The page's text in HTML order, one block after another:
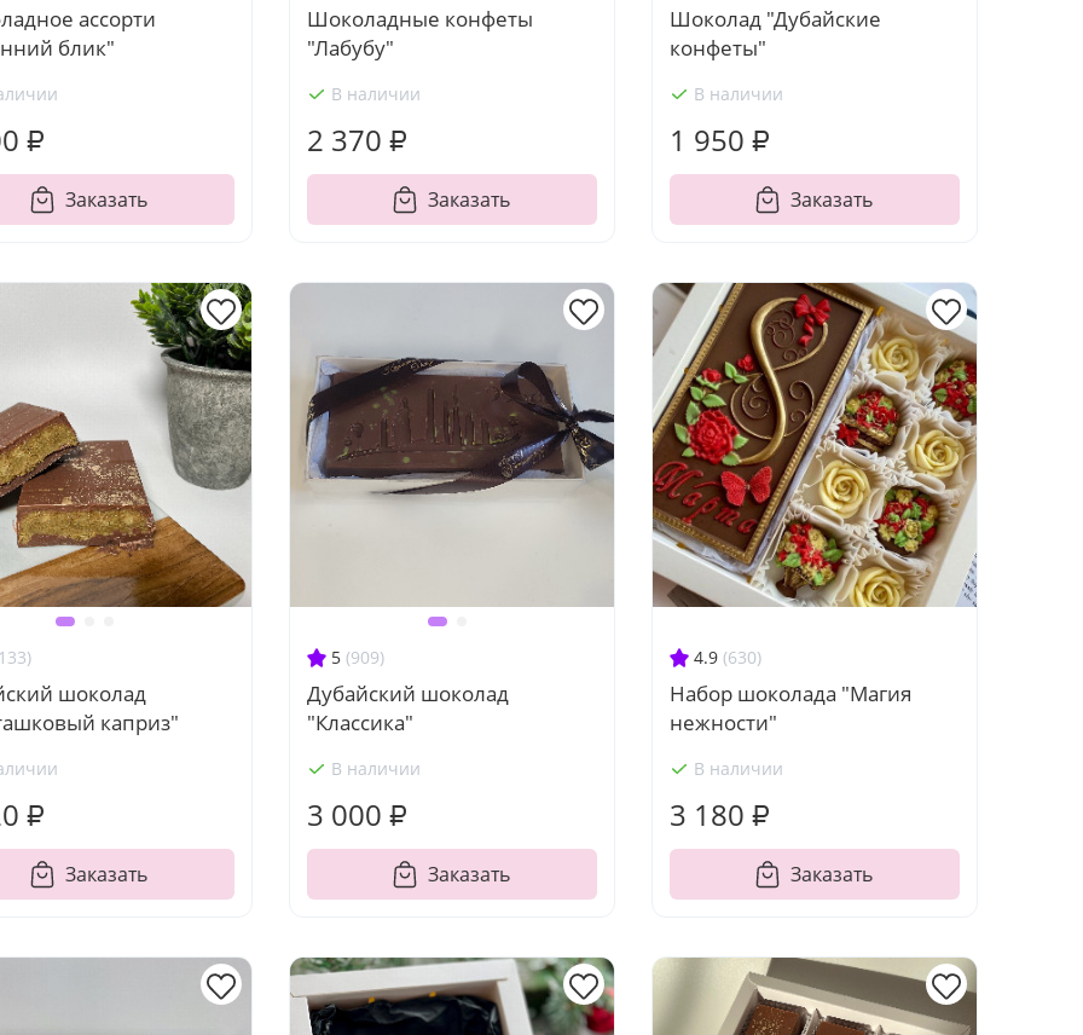
ассорти
блик"
₽
Заказать
Шоколадные конфеты
"Лабубу"
В наличии
2 370 ₽
Заказать
Шоколад "Дубайские
конфеты"
В наличии
1 950 ₽
Заказать
шоколад
каприз"
₽
Заказать
5 (909)
Дубайский шоколад
"Классика"
В наличии
3 000 ₽
Заказать
4.9 (630)
Набор шоколада "Магия
нежности"
В наличии
3 180 ₽
Заказать